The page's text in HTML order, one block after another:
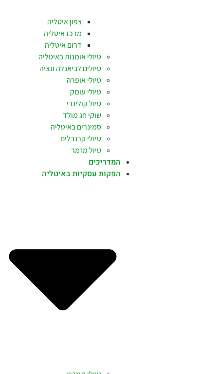
צפון איטליה
מרכז איטליה
דרום איטליה
טיולי אומנות באיטליה
טיולים לביאנלה ונציה
טיולי אופרה
טיולי עומק
טיול קולינרי
שוקי חג מולד
סמינרים באיטליה
טיולי קרנבלים
טיול מזמר
המדריכים
הפקות עסקיות באיטליה